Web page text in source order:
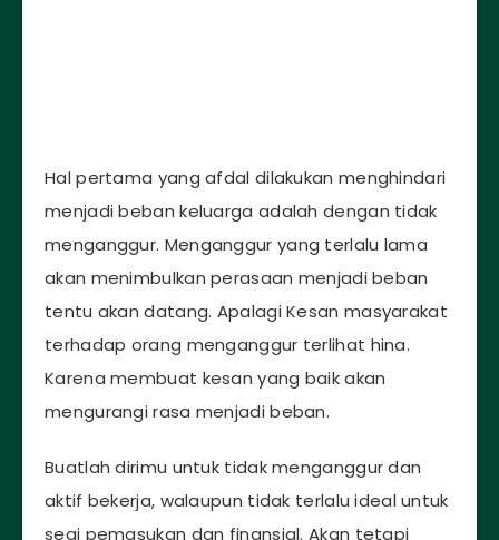
Hal pertama yang afdal dilakukan menghindari
menjadi beban keluarga adalah dengan tidak
menganggur. Menganggur yang terlalu lama
akan menimbulkan perasaan menjadi beban
tentu akan datang. Apalagi Kesan masyarakat
terhadap orang menganggur terlihat hina.
Karena membuat kesan yang baik akan
mengurangi rasa menjadi beban.
Buatlah dirimu untuk tidak menganggur dan
aktif bekerja, walaupun tidak terlalu ideal untuk
segi pemasukan dan finansial. Akan tetapi